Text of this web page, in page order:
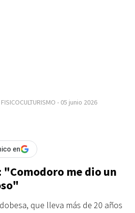
FISICOCULTURISMO - 05 junio 2026
en
"Comodoro me dio un
que lleva más de 20 años